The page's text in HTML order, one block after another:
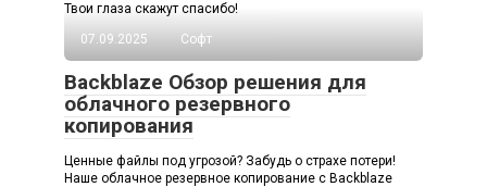
Твои глаза скажут спасибо!
07.09.2025
Софт
Backblaze Обзор решения для
облачного резервного
копирования
Ценные файлы под угрозой? Забудь о страхе потери!
Наше облачное резервное копирование с Backblaze